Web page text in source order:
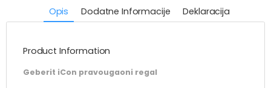
Opis Dodatne Informacije Deklaracija
Product Information
Geberit iCon pravougaoni regal